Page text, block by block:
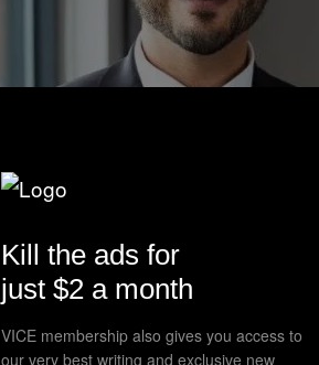
Kill the ads for
just $2 a month
VICE membership also gives you access to
our very best writing and exclusive new